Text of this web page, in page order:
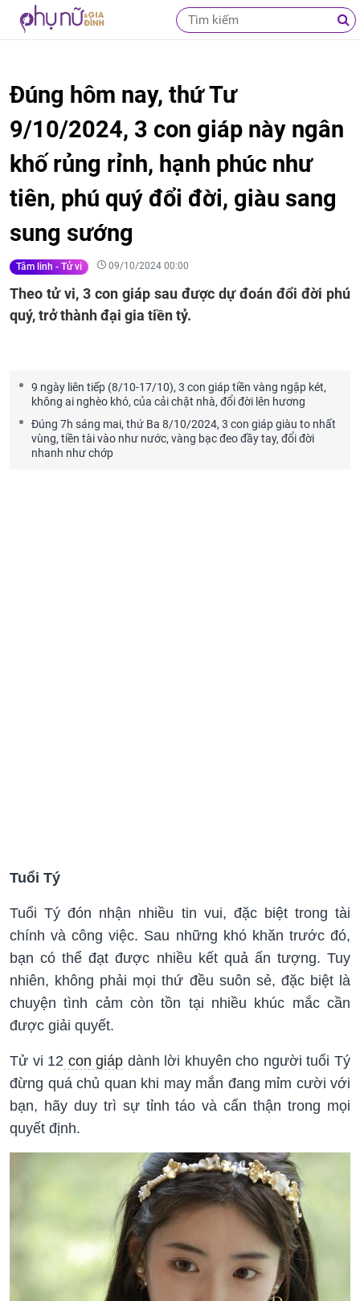
Đúng hôm nay, thứ Tư
9/10/2024, 3 con giáp này ngân
khố rủng rỉnh, hạnh phúc như
tiên, phú quý đổi đời, giàu sang
sung sướng
Tâm linh - Tử vi 09/10/2024 00:00
Theo tử vi, 3 con giáp sau được dự đoán đổi đời phú
quý, trở thành đại gia tiền tỷ.
9 ngày liên tiếp (8/10-17/10), 3 con giáp tiền vàng ngập két,
không ai nghèo khó, của cải chật nhà, đổi đời lên hương
Đúng 7h sáng mai, thứ Ba 8/10/2024, 3 con giáp giàu to nhất
vùng, tiền tài vào như nước, vàng bạc đeo đầy tay, đổi đời
nhanh như chớp
Tuổi Tý
Tuổi Tý đón nhận nhiều tin vui, đặc biệt trong tài
chính và công việc. Sau những khó khăn trước đó,
bạn có thể đạt được nhiều kết quả ấn tượng. Tuy
nhiên, không phải mọi thứ đều suôn sẻ, đặc biệt là
chuyện tình cảm còn tồn tại nhiều khúc mắc cần
được giải quyết.
Tử vi 12 con giáp dành lời khuyên cho người tuổi Tý
đừng quá chủ quan khi may mắn đang mỉm cười với
bạn, hãy duy trì sự tỉnh táo và cẩn thận trong mọi
quyết định.